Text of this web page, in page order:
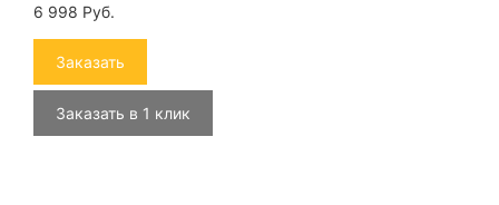
6 998 Руб.
Заказать
Заказать в 1 клик